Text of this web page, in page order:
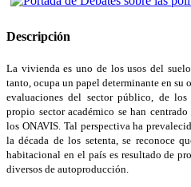
Descripción
La vivienda es uno de los usos del
tanto, ocupa un papel determinante en su
evaluaciones del sector público, de
propio sector académico se han
los ONAVIS. Tal perspectiva ha
la década de los setenta, se reconoce
habitacional en el país es resultado de
diversos de autoproducción.